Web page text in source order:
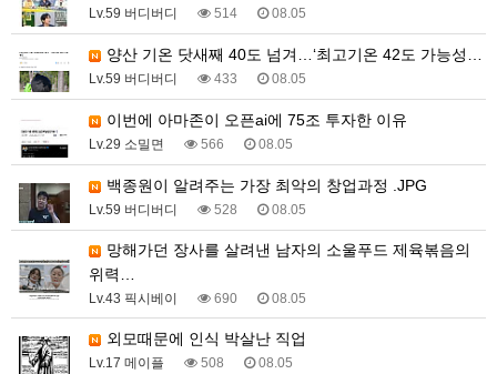
Lv.59 버디버디 514 08.05
양산 기온 닷새째 40도 넘겨…‘최고기온 42도 가능성…
Lv.59 버디버디 433 08.05
이번에 아마존이 오픈ai에 75조 투자한 이유
Lv.29 소밀면 566 08.05
백종원이 알려주는 가장 최악의 창업과정 .JPG
Lv.59 버디버디 528 08.05
위력…
Lv.43 픽시베이 690 08.05
외모때문에 인식 박살난 직업
Lv.17 메이플 508 08.05